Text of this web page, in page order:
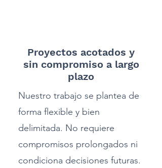
Proyectos acotados y
sin compromiso a largo
plazo
Nuestro trabajo se plantea de
forma flexible y bien
delimitada. No requiere
compromisos prolongados ni
condiciona decisiones futuras.